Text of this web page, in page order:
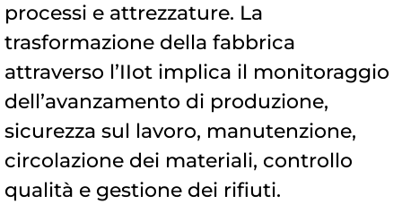
processi e attrezzature. La
trasformazione della fabbrica
attraverso l’IIot implica il monitoraggio
dell’avanzamento di produzione,
sicurezza sul lavoro, manutenzione,
circolazione dei materiali, controllo
qualità e gestione dei rifiuti.